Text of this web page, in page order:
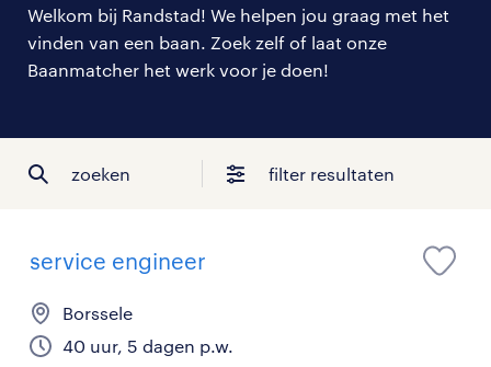
mijn carrière
over randstad
Welkom bij Randstad! We helpen jou graag met het
vinden van een baan. Zoek zelf of laat onze
Baanmatcher het werk voor je doen!
zoeken filter resultaten
service engineer
Borssele
40 uur, 5 dagen p.w.